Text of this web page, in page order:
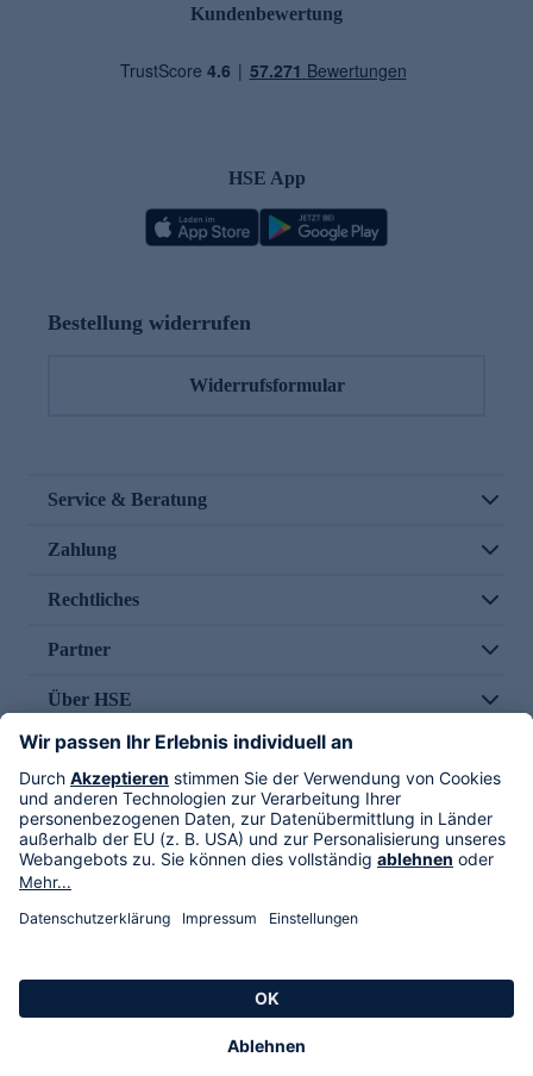
Kundenbewertung
HSE App
Bestellung widerrufen
Widerrufsformular
Service & Beratung
Zahlung
Rechtliches
Partner
Über HSE
Im TV
HSE International